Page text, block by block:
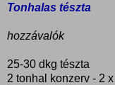
Tonhalas tészta
hozzávalók
25-30 dkg tészta
2 tonhal konzerv - 2